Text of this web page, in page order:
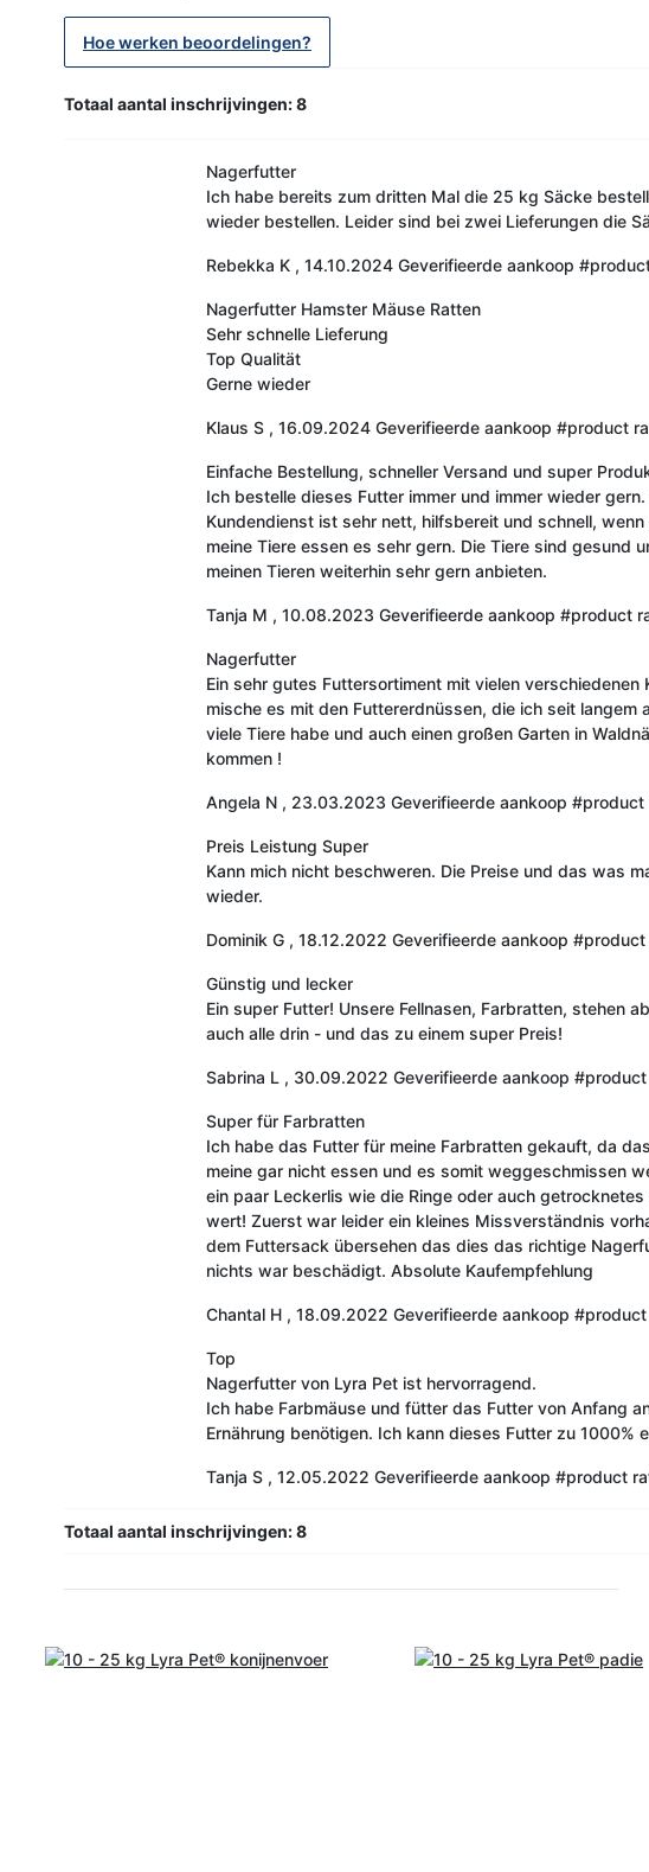
Hoe werken beoordelingen?
Totaal aantal inschrijvingen: 8
Nagerfutter
Ich habe bereits zum dritten Mal die 25 kg Säcke
wieder bestellen. Leider sind bei zwei Lieferungen die
Rebekka K , 14.10.2024 Geverifieerde aankoop
Nagerfutter Hamster Mäuse Ratten
Sehr schnelle Lieferung
Top Qualität
Gerne wieder
Klaus S , 16.09.2024 Geverifieerde aankoop #product
Einfache Bestellung, schneller Versand und super
Ich bestelle dieses Futter immer und immer wieder
Kundendienst ist sehr nett, hilfsbereit und schnell,
meine Tiere essen es sehr gern. Die Tiere sind gesund
meinen Tieren weiterhin sehr gern anbieten.
Tanja M , 10.08.2023 Geverifieerde aankoop #product
Nagerfutter
Ein sehr gutes Futtersortiment mit vielen
mische es mit den Futtererdnüssen, die ich seit
viele Tiere habe und auch einen großen Garten in
kommen !
Angela N , 23.03.2023 Geverifieerde aankoop #product
Preis Leistung Super
Kann mich nicht beschweren. Die Preise und das was
wieder.
Dominik G , 18.12.2022 Geverifieerde aankoop #product
Günstig und lecker
Ein super Futter! Unsere Fellnasen, Farbratten, stehen
auch alle drin - und das zu einem super Preis!
Sabrina L , 30.09.2022 Geverifieerde aankoop #product
Super für Farbratten
Ich habe das Futter für meine Farbratten gekauft, da
meine gar nicht essen und es somit weggeschmissen
ein paar Leckerlis wie die Ringe oder auch
wert! Zuerst war leider ein kleines Missverständnis
dem Futtersack übersehen das dies das richtige
nichts war beschädigt. Absolute Kaufempfehlung
Chantal H , 18.09.2022 Geverifieerde aankoop #product
Top
Nagerfutter von Lyra Pet ist hervorragend.
Ich habe Farbmäuse und fütter das Futter von Anfang
Ernährung benötigen. Ich kann dieses Futter zu 1000%
Tanja S , 12.05.2022 Geverifieerde aankoop #product
Totaal aantal inschrijvingen: 8